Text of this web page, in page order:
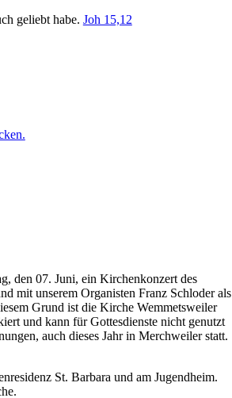
geliebt habe. Joh 15,12
den 07. Juni, ein Kirchenkonzert des
mit unserem Organisten Franz Schloder als
Grund ist die Kirche Wemmetsweiler
und kann für Gottesdienste nicht genutzt
auch dieses Jahr in Merchweiler statt.
St. Barbara und am Jugendheim.